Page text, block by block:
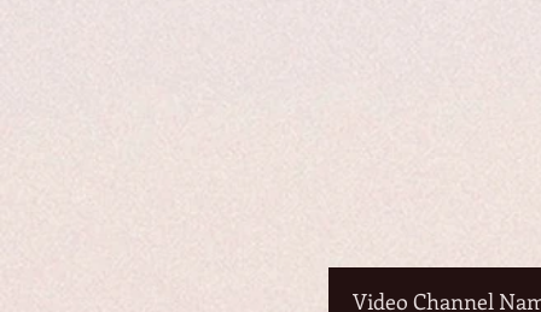
Video Channel